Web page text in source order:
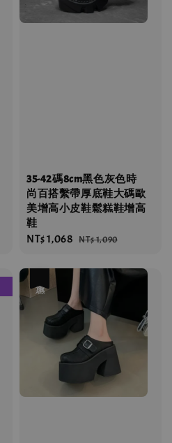
35-42碼8cm黑色灰色時
尚百搭繫帶厚底鞋大碼歐
美增高小皮鞋鬆糕鞋增高
鞋
Sale
NT$ 1,068 Regular
NT$ 1,090